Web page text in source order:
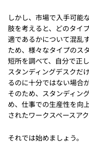
しかし、市場で入手可能
肢を考えると、どのタイ
適であるかについて混乱
ため、様々なタイプのス
短所を調べて、自分で正
スタンディングデスクだ
るのに十分ではない場合
そのため、スタンディン
め、仕事での生産性を向
されたワークスペースア
それでは始めましょう。